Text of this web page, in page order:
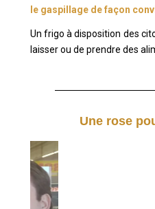
le gaspillage de façon
Un frigo à disposition des
laisser ou de prendre des
Une rose